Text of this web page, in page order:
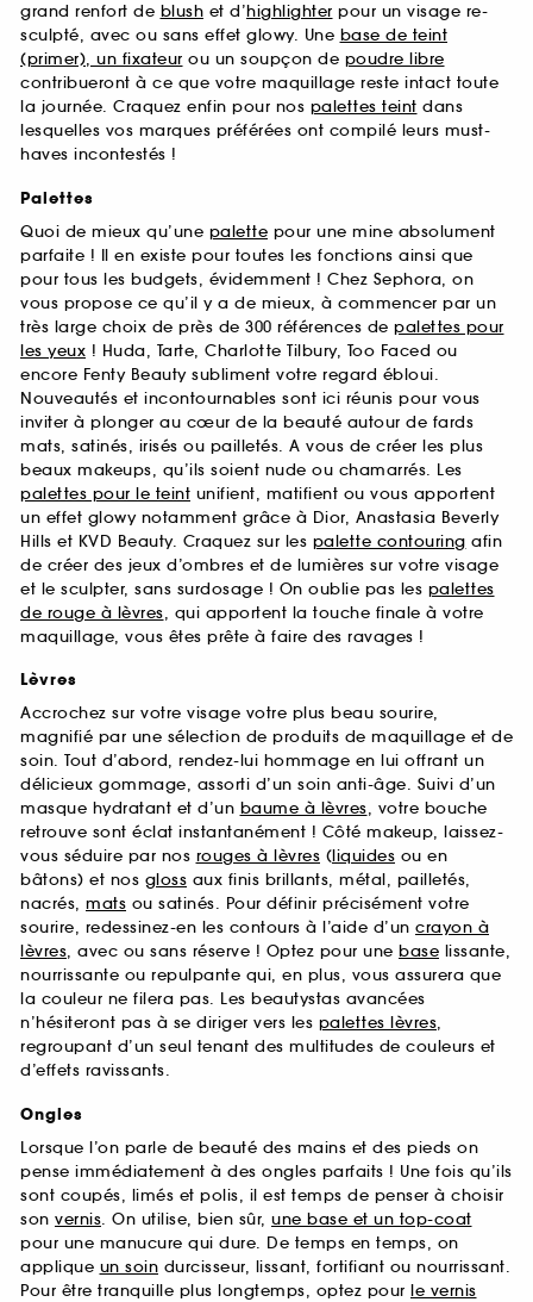
grand renfort de blush et d’highlighter pour un visage re-
sculpté, avec ou sans effet glowy. Une base de teint
(primer), un fixateur ou un soupçon de poudre libre
contribueront à ce que votre maquillage reste intact toute
la journée. Craquez enfin pour nos palettes teint dans
lesquelles vos marques préférées ont compilé leurs must-
haves incontestés !
Palettes
Quoi de mieux qu’une palette pour une mine absolument
parfaite ! Il en existe pour toutes les fonctions ainsi que
pour tous les budgets, évidemment ! Chez Sephora, on
vous propose ce qu’il y a de mieux, à commencer par un
très large choix de près de 300 références de palettes pour
les yeux ! Huda, Tarte, Charlotte Tilbury, Too Faced ou
encore Fenty Beauty subliment votre regard ébloui.
Nouveautés et incontournables sont ici réunis pour vous
inviter à plonger au cœur de la beauté autour de fards
mats, satinés, irisés ou pailletés. A vous de créer les plus
beaux makeups, qu’ils soient nude ou chamarrés. Les
palettes pour le teint unifient, matifient ou vous apportent
un effet glowy notamment grâce à Dior, Anastasia Beverly
Hills et KVD Beauty. Craquez sur les palette contouring afin
de créer des jeux d’ombres et de lumières sur votre visage
et le sculpter, sans surdosage ! On oublie pas les palettes
de rouge à lèvres, qui apportent la touche finale à votre
maquillage, vous êtes prête à faire des ravages !
Lèvres
Accrochez sur votre visage votre plus beau sourire,
magnifié par une sélection de produits de maquillage et de
soin. Tout d’abord, rendez-lui hommage en lui offrant un
délicieux gommage, assorti d’un soin anti-âge. Suivi d’un
masque hydratant et d’un baume à lèvres, votre bouche
retrouve sont éclat instantanément ! Côté makeup, laissez-
vous séduire par nos rouges à lèvres (liquides ou en
bâtons) et nos gloss aux finis brillants, métal, pailletés,
nacrés, mats ou satinés. Pour définir précisément votre
sourire, redessinez-en les contours à l’aide d’un crayon à
lèvres, avec ou sans réserve ! Optez pour une base lissante,
nourrissante ou repulpante qui, en plus, vous assurera que
la couleur ne filera pas. Les beautystas avancées
n’hésiteront pas à se diriger vers les palettes lèvres,
regroupant d’un seul tenant des multitudes de couleurs et
d’effets ravissants.
Ongles
Lorsque l’on parle de beauté des mains et des pieds on
pense immédiatement à des ongles parfaits ! Une fois qu’ils
sont coupés, limés et polis, il est temps de penser à choisir
son vernis. On utilise, bien sûr, une base et un top-coat
pour une manucure qui dure. De temps en temps, on
applique un soin durcisseur, lissant, fortifiant ou nourrissant.
Pour être tranquille plus longtemps, optez pour le vernis